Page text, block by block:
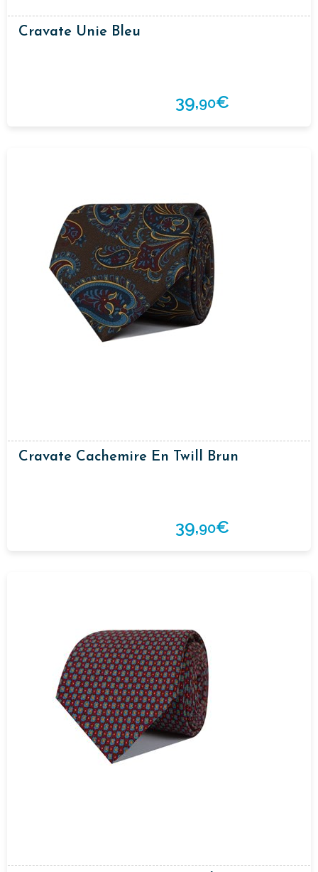
Cravate Unie Bleu
39,90€
Cravate Cachemire En Twill Brun
39,90€